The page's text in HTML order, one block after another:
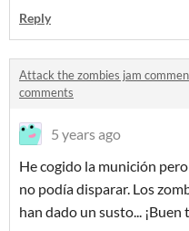
Reply
Attack the zombies jam
comments
5 years ago
He cogido la munición
no podía disparar. Los
han dado un susto... ¡Buen